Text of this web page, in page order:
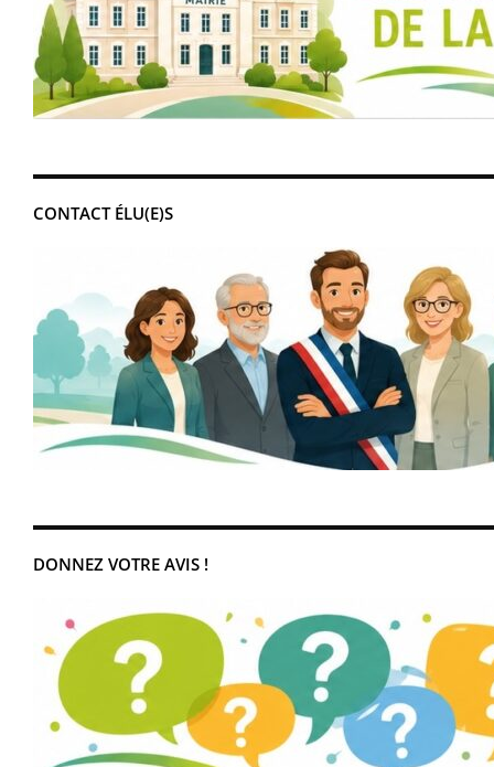
CONTACT ÉLU(E)S
DONNEZ VOTRE AVIS !